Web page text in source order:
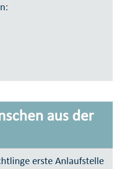
aus der
erste Anlaufstelle